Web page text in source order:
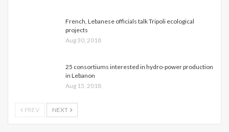
French, Lebanese officials talk Tripoli ecological
projects
Aug 30, 2018
25 consortiums interested in hydro-power production
in Lebanon
Aug 15, 2018
PREV NEXT